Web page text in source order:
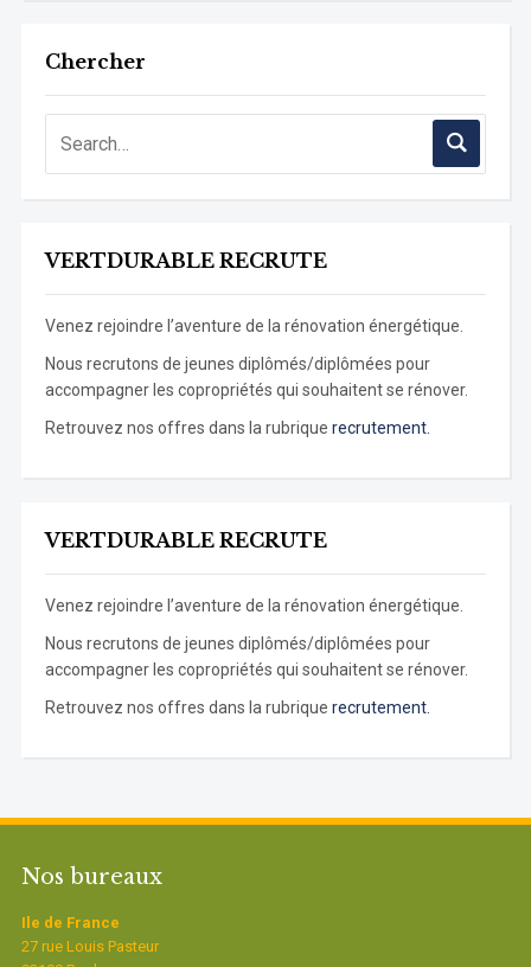
Chercher
VERTDURABLE RECRUTE
Venez rejoindre l’aventure de la rénovation énergétique.
Nous recrutons de jeunes diplômés/diplômées pour
accompagner les copropriétés qui souhaitent se rénover.
Retrouvez nos offres dans la rubrique recrutement.
VERTDURABLE RECRUTE
Venez rejoindre l’aventure de la rénovation énergétique.
Nous recrutons de jeunes diplômés/diplômées pour
accompagner les copropriétés qui souhaitent se rénover.
Retrouvez nos offres dans la rubrique recrutement.
Nos bureaux
Ile de France
27 rue Louis Pasteur